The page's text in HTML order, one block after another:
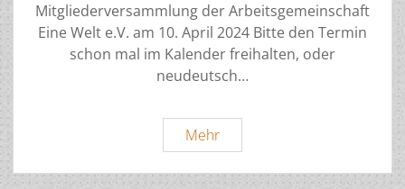
Mitgliederversammlung der Arbeitsgemeinschaft
Eine Welt e.V. am 10. April 2024 Bitte den Termin
schon mal im Kalender freihalten, oder
neudeutsch…
MehrMitgliederversammlung
2024
Einladung